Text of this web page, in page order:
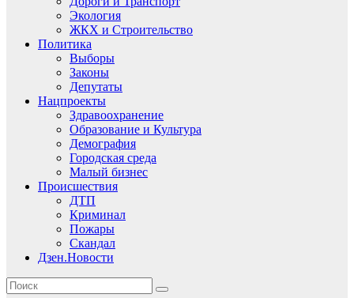
Экология
ЖКХ и Строительство
Политика
Выборы
Законы
Депутаты
Нацпроекты
Здравоохранение
Образование и Культура
Демография
Городская среда
Малый бизнес
Происшествия
ДТП
Криминал
Пожары
Скандал
Дзен.Новости